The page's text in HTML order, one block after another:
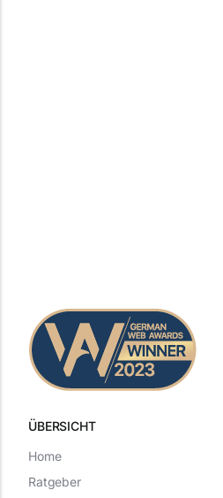
ÜBERSICHT
Home
Ratgeber